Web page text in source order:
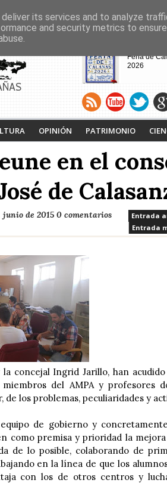
Feria de
2026
VIII Feria de
Calañas
OPINIÓN PATRIMONIO
en el
de
de 2015 0 comentarios
Entrada
Entrada
la concejal Ingrid Jarillo, han
del AMPA y profesores
de los problemas, peculiaridades y
de gobierno y
como premisa y prioridad la
de lo posible, colaborando de
en la línea de que los
con los de otros centros y
its services and to analyze
and security metrics to